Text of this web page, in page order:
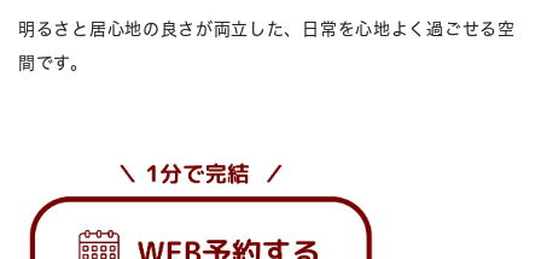
明るさと居心地の良さが両立した、日常を心地よく過ごせる空
間です。